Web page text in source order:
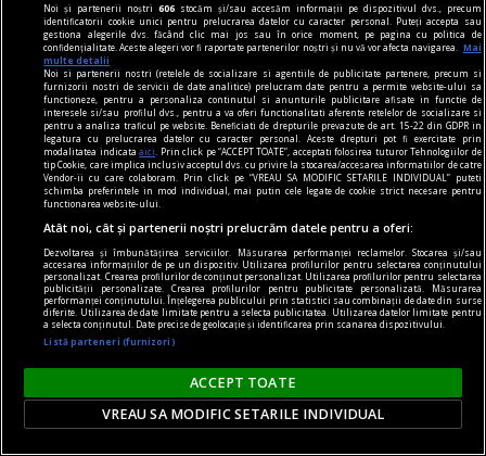
accent pe istorie
Lech Walesa, din istorie și din prezent
Stocul pare limitat, istoria continuă.
Mihaela SIMINA
Noi și partenerii noștri606 stocăm și/sau accesăm informații pe dispozitivul dvs., precum
identificatorii cookie unici pentru prelucrarea datelor cu caracter personal. Puteți accepta sau
gestiona alegerile dvs. făcând clic mai jos sau în orice moment, pe pagina cu politica de
confidențialitate. Aceste alegeri vor fi raportate partenerilor noștri și nu vă vor afecta navigarea.
Mai
multe detalii
Noi si partenerii nostri (retelele de socializare si agentiile de publicitate partenere, precum si
furnizorii nostri de servicii de date analitice) prelucram date pentru a permite website-ului sa
functioneze, pentru a personaliza continutul si anunturile publicitare afisate in functie de
interesele si/sau profilul dvs., pentru a va oferi functionalitati aferente retelelor de socializare si
pentru a analiza traficul pe website. Beneficiati de drepturile prevazute de art. 15-22 din GDPR in
legatura cu prelucrarea datelor cu caracter personal. Aceste drepturi pot fi exercitate prin
modalitatea indicataaici
. Prin click pe “ACCEPT TOATE”, acceptati folosirea tuturor Tehnologiilor de
tip Cookie, care implica inclusiv acceptul dvs. cu privire la stocarea/accesarea informatiilor de catre
Vendor-ii cu care colaboram. Prin click pe “VREAU SA MODIFIC SETARILE INDIVIDUAL” puteti
schimba preferintele in mod individual, mai putin cele legate de cookie strict necesare pentru
functionarea website-ului.
Atât noi, cât și partenerii noștri prelucrăm datele pentru a oferi:
Dezvoltarea și îmbunătățirea serviciilor. Măsurarea performanței reclamelor. Stocarea și/sau
accesarea informațiilor de pe un dispozitiv. Utilizarea profilurilor pentru selectarea conținutului
personalizat. Crearea profilurilor de conținut personalizat. Utilizarea profilurilor pentru selectarea
publicității personalizate. Crearea profilurilor pentru publicitate personalizată. Măsurarea
performanței conținutului. Înțelegerea publicului prin statistici sau combinații de date din surse
diferite. Utilizarea de date limitate pentru a selecta publicitatea. Utilizarea datelor limitate pentru
a selecta conținutul. Date precise de geolocație și identificarea prin scanarea dispozitivului.
Listă parteneri (furnizori)
ACCEPT TOATE
VREAU SA MODIFIC SETARILE INDIVIDUAL